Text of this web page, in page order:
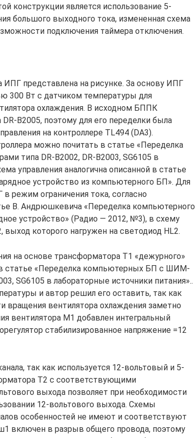
конструкции является использование 5-
большого выходного тока, измененная схема
подключения таймера отключения.
ИПГ представлена на рисунке. За основу ИПГ
300 Вт с датчиком температуры для
охлаждения. В исходном БППК
B2005, поэтому для его переделки была
на контроллере TL494 (DA3).
можно почитать в статье «Переделка
типа DR-B2002, DR-B2003, SG6105 в
управления аналогична описанной в статье
устройство из компьютерного БП». Для
режим ограничения тока, согласно
В. Андрюшкевича «Переделка компьютерного
устройство» (Радио — 2012, №3), в схему
выход которого нагружен на светодиод HL2.
на основе трансформатора Т1 «дежурного»
статье «Переделка компьютерных БП с ШИМ-
SG6105 в лабораторные источники питания»..
и автор решил его оставить, так как
вращения вентилятора охлаждения заметно
вентилятора М1 добавлен интегральный
стабилизированное напряжение =12
так как используется 12-вольтовый и 5-
Т2 с соответствующими
выхода позволяет при необходимости
12-вольтового выхода. Схемы
особенностей не имеют и соответствуют
включен в разрыв общего провода, поэтому